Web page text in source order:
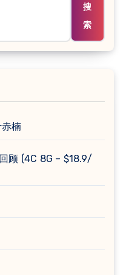
搜
索
楠
顾 (4C 8G – $18.9/